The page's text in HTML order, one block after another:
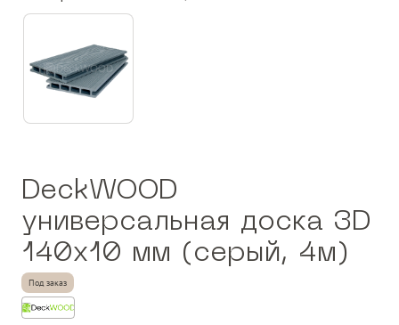
DeckWOOD
универсальная доска 3D
140х10 мм (серый, 4м)
Под заказ